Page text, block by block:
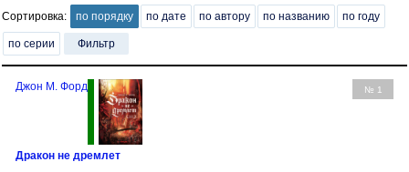
Сортировка: по порядку по дате по автору по названию по году
по серии Фильтр
№ 1
Джон М. Форд
Дракон не дремлет